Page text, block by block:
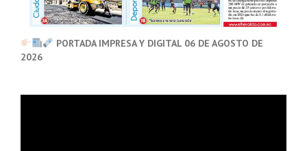
PORTADA IMPRESA Y DIGITAL 06 DE AGOSTO DE
2026